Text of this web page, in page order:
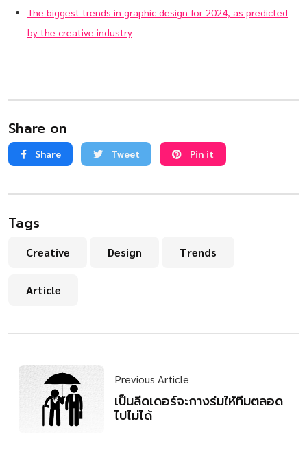
The biggest trends in graphic design for 2024, as predicted
by the creative industry
Share on
Share Tweet Pin it
Tags
Creative Design Trends
Article
Previous Article
เป็นลีดเดอร์จะกางร่มให้ทีมตลอด
ไปไม่ได้